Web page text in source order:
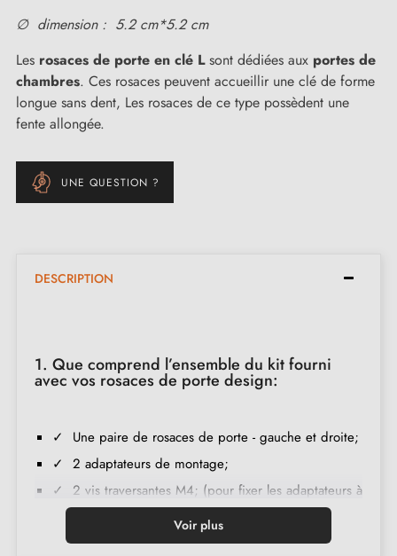
∅ dimension : 5.2 cm*5.2 cm
Les rosaces de porte en clé Lsont dédiées aux portes de
chambres. Ces rosaces peuvent accueillir une clé de forme
longue sans dent, Les rosaces de ce type possèdent une
fente allongée.
UNE QUESTION ?
DESCRIPTION
1. Que comprend l’ensemble du kit fourni
avec vos rosaces de porte design:
✓ Une paire de rosaces de porte - gauche et droite;
✓ 2 adaptateurs de montage;
✓ 2 vis traversantes M4; (pour fixer les adaptateurs à
la porte);
✓ Jeu de vis à bois(sur demande spéciale);
Voir plus